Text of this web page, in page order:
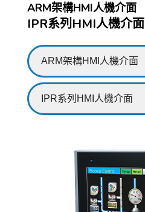
ARM架構HMI人機介面
IPR系列HMI人機介面